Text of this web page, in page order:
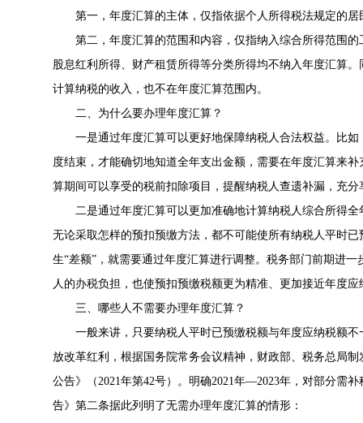
第一，年度汇算的主体，仅指依据个人所得税法规定的
第二，年度汇算的范围和内容，仅指纳入综合所得范围
股息红利所得、财产租赁所得等分类所得均不纳入年度汇算
计算纳税的收入，也不在年度汇算范围内。
二、为什么要办理年度汇算？
一是通过年度汇算可以更好地保障纳税人合法权益。比
度结束，才能确切地知道全年支出金额，需要在年度汇算来
算期间可以享受的税前扣除项目，提醒纳税人查遗补漏，充分
二是通过年度汇算可以更加准确地计算纳税人综合所得
无论采取怎样的预扣预缴方法，都不可能使所有纳税人平时
生“差额”，就需要通过年度汇算进行调整。税务部门前期进
人的办税负担，也使预扣预缴税额更为精准、更加接近年度
三、哪些人不需要办理年度汇算？
一般来讲，只要纳税人平时已预缴税额与年度应纳税额
放改革红利，根据国务院常务会议精神，财政部、税务总局
公告》（2021年第42号）。明确2021年—2023年，对部分需
告》第二条据此列明了无需办理年度汇算的情形：